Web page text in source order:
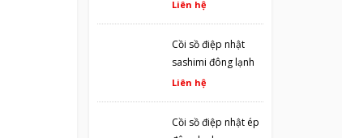
Liên hệ
Cồi sồ điệp nhật
sashimi đông lạnh
Liên hệ
Cồi sồ điệp nhật ép